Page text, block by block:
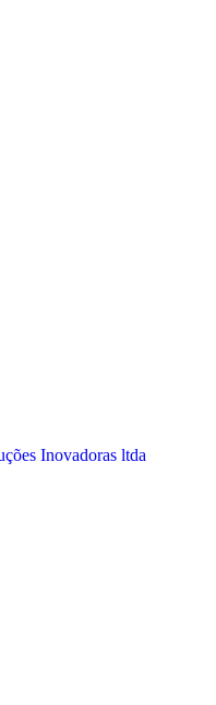
Inovadoras ltda